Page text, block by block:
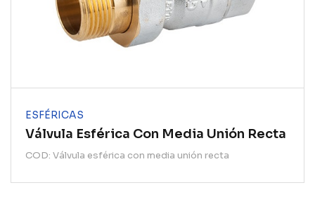
ESFÉRICAS
Válvula Esférica Con Media Unión Recta
COD: Válvula esférica con media unión recta